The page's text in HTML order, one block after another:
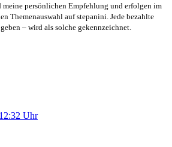
meine persönlichen Empfehlung und erfolgen im
Themenauswahl auf stepanini. Jede bezahlte
– wird als solche gekennzeichnet.
Uhr